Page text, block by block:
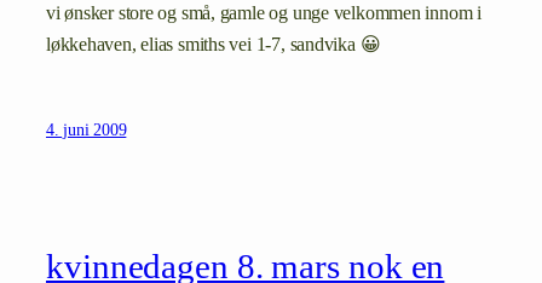
vi ønsker store og små, gamle og unge velkommen innom i
løkkehaven, elias smiths vei 1-7, sandvika 😀
4. juni 2009
kvinnedagen 8. mars nok en